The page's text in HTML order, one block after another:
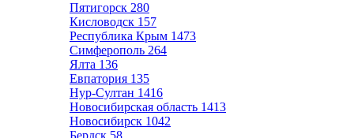
Пятигорск 280
Кисловодск 157
Республика Крым 1473
Симферополь 264
Ялта 136
Евпатория 135
Нур-Султан 1416
Новосибирская область 1413
Новосибирск 1042
Бердск 58